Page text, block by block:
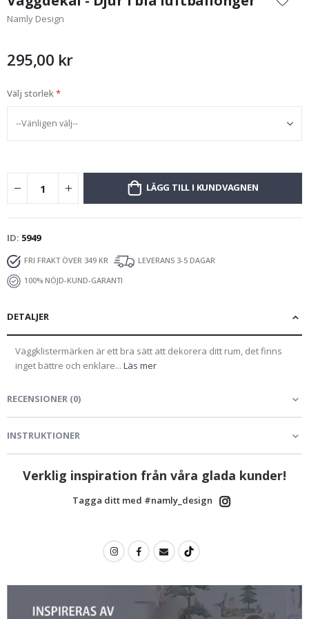
början
av
Namly Design
295,00 kr
Välj storlek
LÄGG TILL I KUNDVAGNEN
ID 5949
FRI FRAKT ÖVER 349 KR
LEVERANS 3-5 DAGAR
100% NÖJD-KUND-GARANTI
DETALJER
Väggklistermärken är ett bra sätt att dekorera ditt rum, det finns
inget bättre och enklare... Läs mer
RECENSIONER (0)
INSTRUKTIONER
Verklig inspiration från våra glada kunder!
Tagga ditt med #namly_design